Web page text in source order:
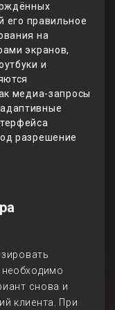
его правильное
на
экранов,
и
медиа-запросы
разрешение
снова и
клиента. При